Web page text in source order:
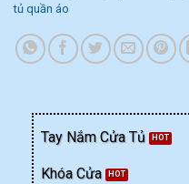
tủ quần áo
Tay Nắm Cửa Tủ
Khóa Cửa